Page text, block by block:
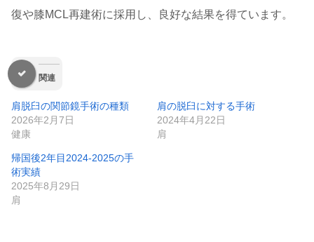
復や膝MCL再建術に採用し、良好な結果を得ています。
関連
肩脱臼の関節鏡手術の種類
2026年2月7日
健康
肩の脱臼に対する手術
2024年4月22日
肩
帰国後2年目2024-2025の手
術実績
2025年8月29日
肩